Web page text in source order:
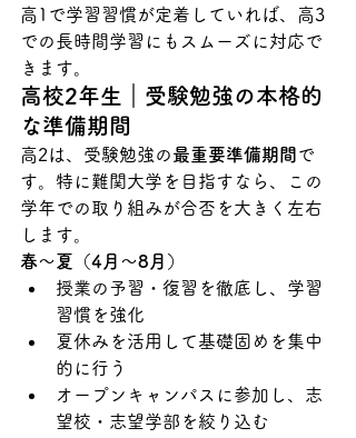
高1で学習習慣が定着していれば、高3
での長時間学習にもスムーズに対応で
きます。
高校2年生｜受験勉強の本格的
な準備期間
高2は、受験勉強の最重要準備期間 で
す。特に難関大学を目指すなら、この
学年での取り組みが合否を大きく左右
します。
春〜夏（4月〜8月）
授業の予習・復習を徹底し、学習
習慣を強化
夏休みを活用して基礎固めを集中
的に行う
オープンキャンパスに参加し、志
望校・志望学部を絞り込む